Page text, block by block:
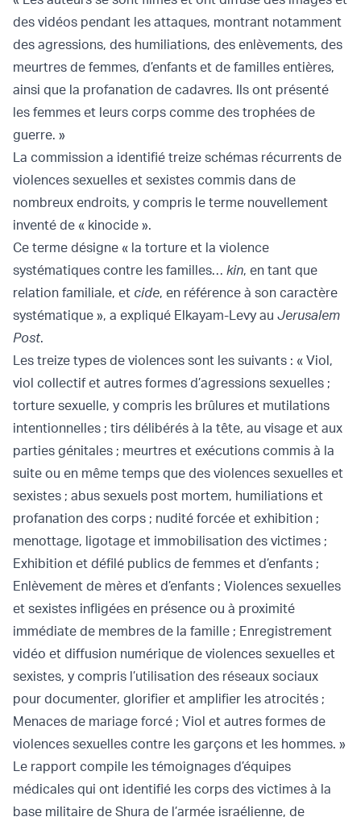
des vidéos pendant les attaques, montrant notamment
des agressions, des humiliations, des enlèvements, des
meurtres de femmes, d’enfants et de familles entières,
ainsi que la profanation de cadavres. Ils ont présenté
les femmes et leurs corps comme des trophées de
guerre. »
La commission a identifié treize schémas récurrents de
violences sexuelles et sexistes commis dans de
nombreux endroits, y compris le terme nouvellement
inventé de « kinocide ».
Ce terme désigne « la torture et la violence
systématiques contre les familles… kin, en tant que
relation familiale, et cide, en référence à son caractère
systématique », a expliqué Elkayam-Levy au Jerusalem
Post.
Les treize types de violences sont les suivants : « Viol,
viol collectif et autres formes d’agressions sexuelles ;
torture sexuelle, y compris les brûlures et mutilations
intentionnelles ; tirs délibérés à la tête, au visage et aux
parties génitales ; meurtres et exécutions commis à la
suite ou en même temps que des violences sexuelles et
sexistes ; abus sexuels post mortem, humiliations et
profanation des corps ; nudité forcée et exhibition ;
menottage, ligotage et immobilisation des victimes ;
Exhibition et défilé publics de femmes et d’enfants ;
Enlèvement de mères et d’enfants ; Violences sexuelles
et sexistes infligées en présence ou à proximité
immédiate de membres de la famille ; Enregistrement
vidéo et diffusion numérique de violences sexuelles et
sexistes, y compris l’utilisation des réseaux sociaux
pour documenter, glorifier et amplifier les atrocités ;
Menaces de mariage forcé ; Viol et autres formes de
violences sexuelles contre les garçons et les hommes. »
Le rapport compile les témoignages d’équipes
médicales qui ont identifié les corps des victimes à la
base militaire de Shura de l’armée israélienne, de